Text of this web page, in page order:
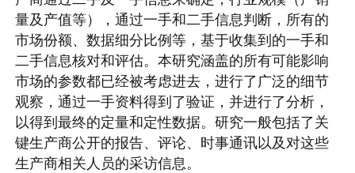
量及产值等），通过一手和二手信息判断，所有的
市场份额、数据细分比例等，基于收集到的一手和
二手信息核对和评估。本研究涵盖的所有可能影响
市场的参数都已经被考虑进去，进行了广泛的细节
观察，通过一手资料得到了验证，并进行了分析，
以得到最终的定量和定性数据。研究一般包括了关
键生产商公开的报告、评论、时事通讯以及对这些
生产商相关人员的采访信息。